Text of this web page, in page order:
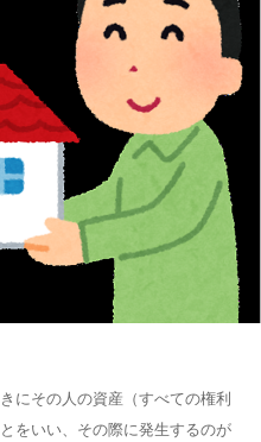
にその人の資産（すべての権利
をいい、その際に発生するのが